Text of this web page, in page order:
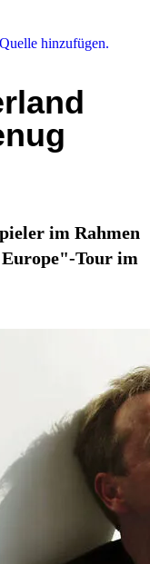
hinzufügen.
im Rahmen
Tour im